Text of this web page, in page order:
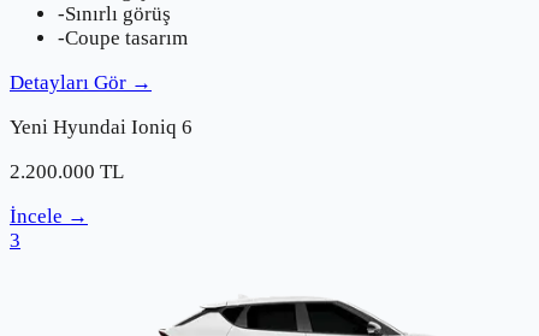
-Sınırlı görüş
-Coupe tasarım
Detayları Gör →
Yeni Hyundai Ioniq 6
2.200.000 TL
İncele →
3